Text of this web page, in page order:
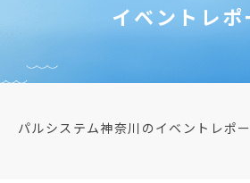
イベントレポ
パルシステム神奈川のイベントレポ